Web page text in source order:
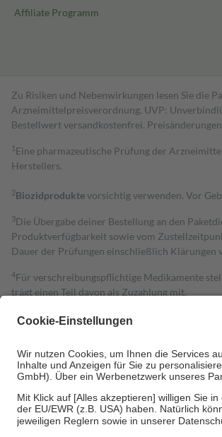
Affiliate Programm
Zu Risiken und Nebenwirkungen lesen Sie die
Arzneimittelpreisverordnung. UVP:
Bestell­wert versand­kosten­frei.
1 Eine pharmazeutische Prüfung der
Herstellers.
2Biozidproduktevorsichtig verwenden. Vor
3Die Übergabe deiner Bestellung an den
Produktverfügbarkeit sowie vom
Dauer der Prüfungen einschließlich Klärungen
4Für verschreibungspflichtige Medikamente
trägt einen Teil davon als Zuzahlung mit.
zu entrichten.
Bei Heilmitteln und häuslicher Krankenpflege
Um das Engagement der Versicherten für ihre
• Kindern und Jugendlichen bis zum
• Untersuchungen zur Vorsorge und
• empfohlenen Schutzimpfungen
• Harn- und Blutteststreifen